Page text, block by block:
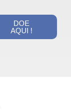
DOE
AQUI !